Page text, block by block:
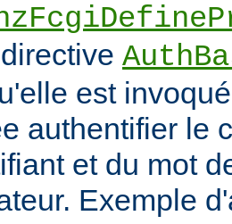
est
authentifier le
et du mot
Exemple